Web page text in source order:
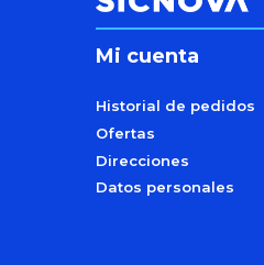
Mi cuenta
Historial de pedidos
Ofertas
Direcciones
Datos personales